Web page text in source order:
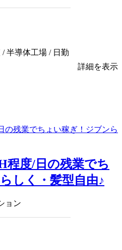
半導体工場 / 日勤
詳細を表示
程度/日の残業でち
しく・髪型自由♪
ョン